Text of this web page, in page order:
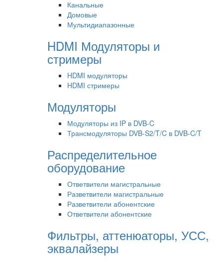
Канальные
Домовые
Мультидиапазонные
HDMI Модуляторы и
стримеры
HDMI модуляторы
HDMI стримеры
Модуляторы
Модуляторы из IP в DVB-C
Трансмодуляторы DVB-S2/T/C в DVB-C/T
Распределительное
оборудование
Ответвители магистральные
Разветвители магистральные
Разветвители абонентские
Ответвители абонентские
Фильтры, аттенюаторы, УСС,
эквалайзеры